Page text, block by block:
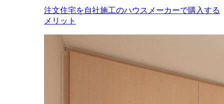
注文住宅を自社施工のハウスメーカーで購入する
メリット